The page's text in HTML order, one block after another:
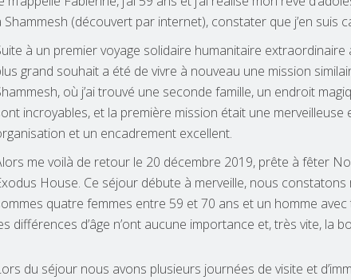
Shammesh (découvert par internet), constater que j’en suis
à un premier voyage solidaire humanitaire extraordinaire
grand souhait a été de vivre à nouveau une mission
où j’ai trouvé une seconde famille, un endroit
incroyables, et la première mission était une
et un encadrement excellent.
me voilà de retour le 20 décembre 2019, prête à fêter
House. Ce séjour débute à merveille, nous
quatre femmes entre 59 et 70 ans et un homme
différences d’âge n’ont aucune importance et, très vite, la
du séjour nous avons plusieurs journées de visite et